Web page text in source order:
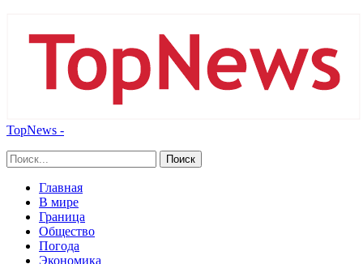
TopNews -
Главная
В мире
Граница
Общество
Погода
Экономика